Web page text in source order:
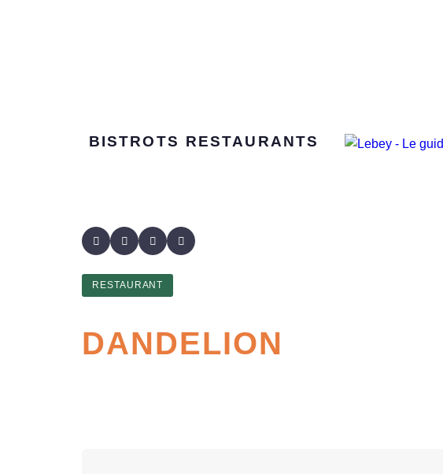
BISTROTS RESTAURANTS
RESTAURANT
DANDELION